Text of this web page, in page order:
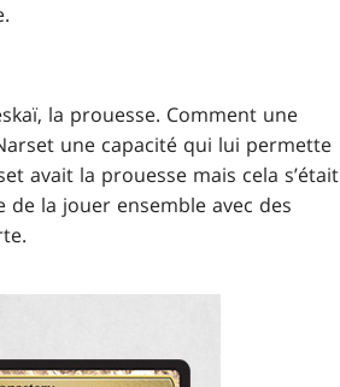
la prouesse. Comment une
une capacité qui lui permette
avait la prouesse mais cela s’était
la jouer ensemble avec des